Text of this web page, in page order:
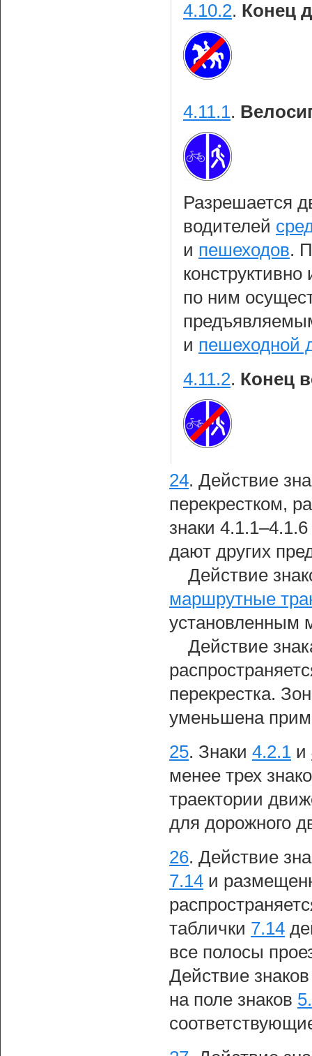
4.10.2. Конец
4.11.1.
Разрешается
водителей
и пешеходов.
по ним
и пешеходной
4.11.2. Конец
24. Действие
перекрестком,
знаки
дают других
Действие
маршрутные
установленным
Действие
перекрестка.
уменьшена
25. Знаки 4.2.1 и
менее трех
траектории
для дорожного
26. Действие
7.14 и
таблички 7.14
все полосы
Действие
на поле знаков